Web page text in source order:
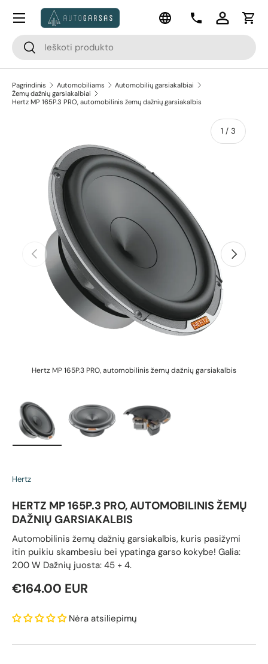
Pereiti prie turinio
Paieška
Paieška
Kalba
KontaktaiPrisijungti
Meniu
Pagrindinis Automobiliams
Automobilių garsiakalbiai
Žemų dažnių garsiakalbiai
Hertz MP 165P.3 PRO, automobilinis žemų dažnių garsiakalbis
Hertz MP 165P.3 PRO, automobilinis žemų dažnių garsiakalbis
Ankstesnis
1 / apie
3
Kitas
Hertz
HERTZ MP 165P.3 PRO, AUTOMOBILINIS ŽEMŲ
DAŽNIŲ GARSIAKALBIS
Automobilinis žemų dažnių garsiakalbis, kuris pasižymi
itin puikiu skambesiu bei ypatinga garso kokybe! Galia:
200 W Dažnių juosta: 45 ÷ 4.
Reguliari kaina
€164.00 EUR
Nėra atsiliepimų